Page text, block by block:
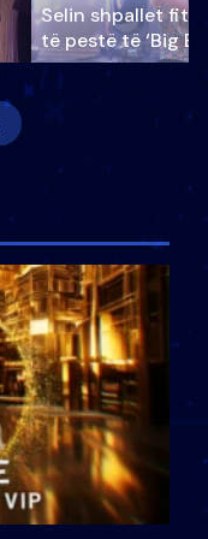
Selin shpallet
të pestë të ‘Big